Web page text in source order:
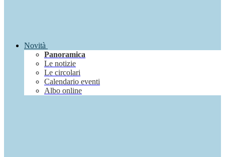
Novità
Panoramica
Le notizie
Le circolari
Calendario eventi
Albo online